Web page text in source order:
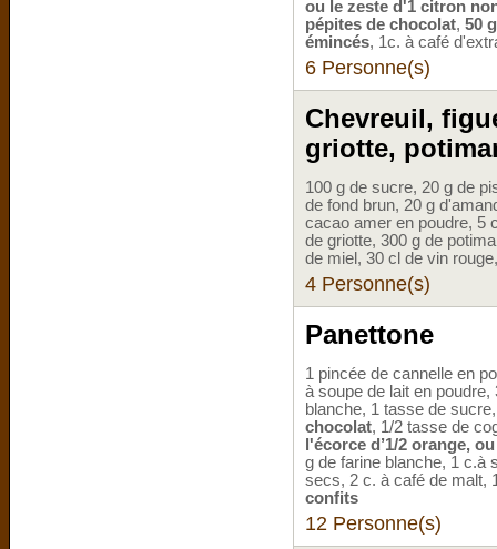
ou le zeste d'1 citron
pépites de chocolat, 50
émincés, 1c. à café
6 Personne(s)
Chevreuil,
griotte,
100 g de sucre, 20 g de
de fond brun, 20 g
cacao amer en poudre, 5
de griotte, 300 g de
de miel, 30 cl de vin
4 Personne(s)
Panettone
1 pincée de cannelle en
à soupe de lait en
blanche, 1 tasse de
chocolat, 1/2 tasse de
l'écorce d’1/2 orange,
g de farine blanche, 1 c.à
secs, 2 c. à café de malt,
confits
12 Personne(s)